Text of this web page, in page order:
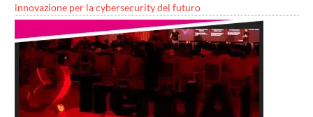
innovazione per la cybersecurity del futuro